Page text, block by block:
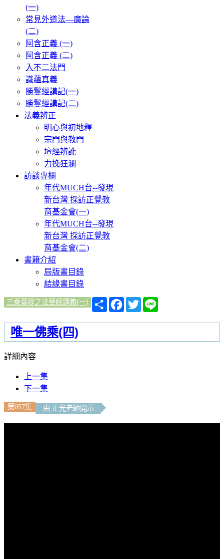
(一)
常見外道法—廣論
(二)
阿含正義 (一)
阿含正義 (二)
入不二法門
識蘊真義
勝鬘經講記(一)
勝鬘經講記(二)
法義辨正
明心與初地釋
宗門與教門
壇經辨訛
力挽狂瀾
訪談專欄
年代MUCH台--發現
新台灣 採訪正覺教
育基金會(一)
年代MUCH台--發現
新台灣 採訪正覺教
育基金會(二)
書籍介紹
局版書目錄
結緣書目錄
三乘菩提之法華經講義(一)
分
享
Facebook
Twitter
唯一佛乘(四)
詳細內容
上一集
下一集
第057集 由 正光老師開示